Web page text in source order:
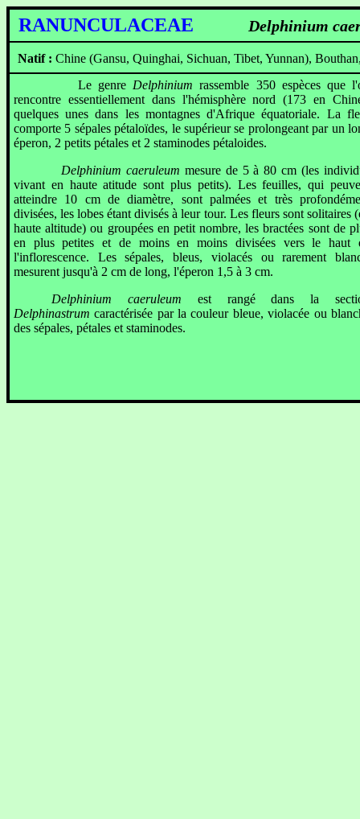
RANUNCULACEAE Delphinium
Natif : Chine (Gansu, Quinghai, Sichuan, Tibet,
Le genre Delphinium rassemble 350 espèces que
rencontre essentiellement dans l'hémisphère nord (173 en
quelques unes dans les montagnes d'Afrique équatoriale. La
comporte 5 sépales pétaloïdes, le supérieur se prolongeant par un
éperon, 2 petits pétales et 2 staminodes pétaloides.
Delphinium caeruleum mesure de 5 à 80 cm (les
vivant en haute atitude sont plus petits). Les feuilles, qui
atteindre 10 cm de diamètre, sont palmées et très
divisées, les lobes étant divisés à leur tour. Les fleurs sont solitaires
haute altitude) ou groupées en petit nombre, les bractées sont de
en plus petites et de moins en moins divisées vers le haut
l'inflorescence. Les sépales, bleus, violacés ou rarement
mesurent jusqu'à 2 cm de long, l'éperon 1,5 à 3 cm.
Delphinium caeruleum est rangé dans la
Delphinastrum caractérisée par la couleur bleue, violacée ou
des sépales, pétales et staminodes.